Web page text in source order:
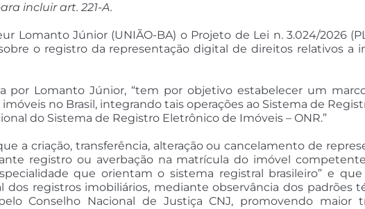
incluir art. 221-A.
Lomanto Júnior (UNIÃO-BA) o Projeto de Lei n. 3.024/2026
o registro da representação digital de direitos relativos a
por Lomanto Júnior, “tem por objetivo estabelecer um
no Brasil, integrando tais operações ao Sistema de
do Sistema de Registro Eletrônico de Imóveis – ONR.”
a criação, transferência, alteração ou cancelamento de
registro ou averbação na matrícula do imóvel
que orientam o sistema registral brasileiro” e que
registros imobiliários, mediante observância dos padrões
Conselho Nacional de Justiça CNJ, promovendo maior